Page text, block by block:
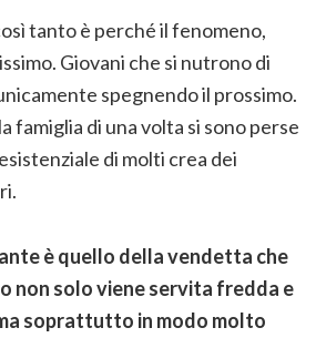
tanto è perché il fenomeno,
Giovani che si nutrono di
spegnendo il prossimo.
famiglia di una volta si sono perse
di molti crea dei
è quello della vendetta che
non solo viene servita fredda e
soprattutto in modo molto